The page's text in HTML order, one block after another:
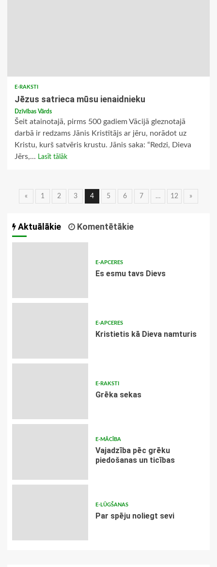
E-RAKSTI
Jēzus satrieca mūsu ienaidnieku
Dzīvības Vārds
Šeit atainotajā, pirms 500 gadiem Vācijā gleznotajā
darbā ir redzams Jānis Kristītājs ar jēru, norādot uz
Kristu, kurš satvēris krustu. Jānis saka: “Redzi, Dieva
Jērs,... Lasīt tālāk
Ziņu
« 1 2 3 4 5 6 7 … 12 »
Aktuālākie Komentētākie
E-APCERES
Es esmu tavs Dievs
E-APCERES
Kristietis kā Dieva namturis
E-RAKSTI
Grēka sekas
E-MĀCĪBA
Vajadzība pēc grēku
piedošanas un ticības
E-LŪGŠANAS
Par spēju noliegt sevi